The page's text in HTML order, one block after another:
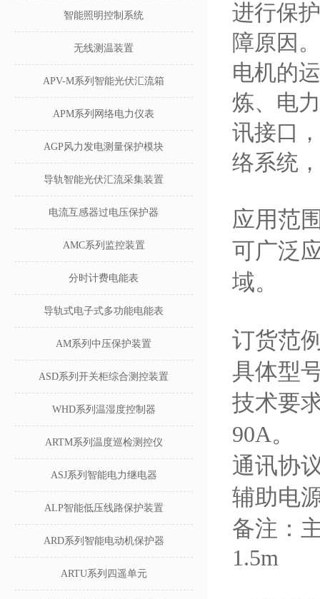
智能照明控制系统
无线测温装置
APV-M系列智能光伏汇流箱
APM系列网络电力仪表
AGP风力发电测量保护模块
导轨智能光伏汇流采集装置
电流互感器过电压保护器
AMC系列监控装置
分时计费电能表
导轨式电子式多功能电能表
AM系列中压保护装置
ASD系列开关柜综合测控装置
WHD系列温湿度控制器
ARTM系列温度巡检测控仪
ASJ系列智能电力继电器
ALP智能低压线路保护装置
ARD系列智能电动机保护器
ARTU系列四遥单元
进行保
障原因
电机的
炼、电
讯接口
络系统
应用范
可广泛
域。
订货范
具体型
技术要
90A。
通讯协
辅助电
备注：
1.5m